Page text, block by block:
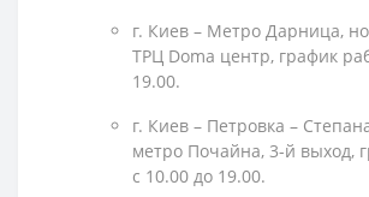
г. Киев – Метро Дарница,
ТРЦ Doma центр, график
19.00.
г. Киев – Петровка –
метро Почайна, 3-й выход,
с 10.00 до 19.00.